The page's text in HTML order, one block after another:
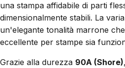
una stampa affidabile di parti
dimensionalmente stabili. La
un'elegante tonalità marrone
eccellente per stampe sia
Grazie alla durezza 90A (Shore)